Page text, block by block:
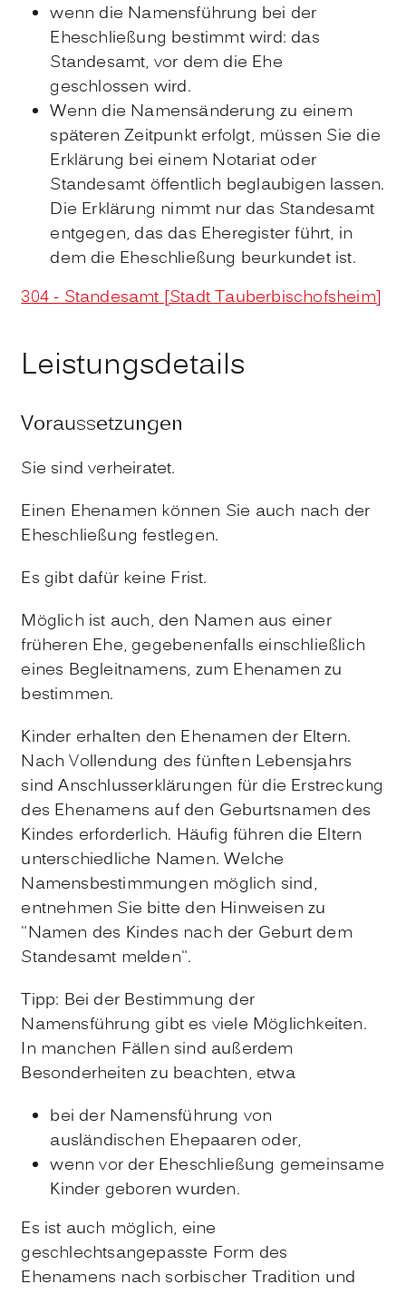
wenn die Namensführung bei der
Eheschließung bestimmt wird: das
Standesamt, vor dem die Ehe
geschlossen wird.
Wenn die Namensänderung zu einem
späteren Zeitpunkt erfolgt, müssen Sie die
Erklärung bei einem Notariat oder
Standesamt öffentlich beglaubigen lassen.
Die Erklärung nimmt nur das Standesamt
entgegen, das das Eheregister führt, in
dem die Eheschließung beurkundet ist.
304 - Standesamt [Stadt Tauberbischofsheim]
Leistungsdetails
Voraussetzungen
Sie sind verheiratet.
Einen Ehenamen können Sie auch nach der
Eheschließung festlegen.
Es gibt dafür keine Frist.
Möglich ist auch, den Namen aus einer
früheren Ehe, gegebenenfalls einschließlich
eines Begleitnamens, zum Ehenamen zu
bestimmen.
Kinder erhalten den Ehenamen der Eltern.
Nach Vollendung des fünften Lebensjahrs
sind Anschlusserklärungen für die Erstreckung
des Ehenamens auf den Geburtsnamen des
Kindes erforderlich. Häufig führen die Eltern
unterschiedliche Namen. Welche
Namensbestimmungen möglich sind,
entnehmen Sie bitte den Hinweisen zu
"Namen des Kindes nach der Geburt dem
Standesamt melden".
Tipp: Bei der Bestimmung der
Namensführung gibt es viele Möglichkeiten.
In manchen Fällen sind außerdem
Besonderheiten zu beachten, etwa
bei der Namensführung von
ausländischen Ehepaaren oder,
wenn vor der Eheschließung gemeinsame
Kinder geboren wurden.
Es ist auch möglich, eine
geschlechtsangepasste Form des
Ehenamens nach sorbischer Tradition und